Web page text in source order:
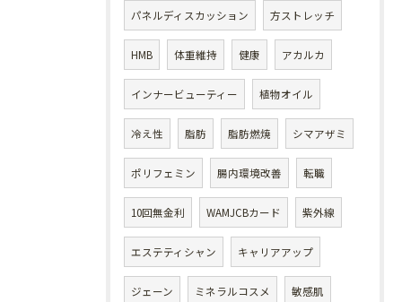
パネルディスカッション 方ストレッチ
HMB 体重維持 健康 アカルカ
インナービューティー 植物オイル
冷え性 脂肪 脂肪燃焼 シマアザミ
ポリフェミン 腸内環境改善 転職
10回無金利 WAMJCBカード 紫外線
エステティシャン キャリアアップ
ジェーン ミネラルコスメ 敏感肌